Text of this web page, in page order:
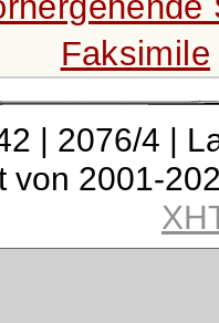
Faksimile
| 2076/4 |
von 2001-